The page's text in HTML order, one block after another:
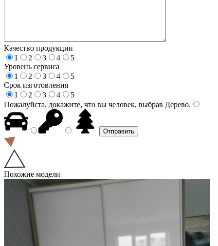
Качество продукции
1
2 3 4
5
Уровень сервиса
1
2 3 4
5
Срок изготовления
1
2 3 4
5
Пожалуйста, докажите, что вы человек, выбрав Дерево.
Похожие модели